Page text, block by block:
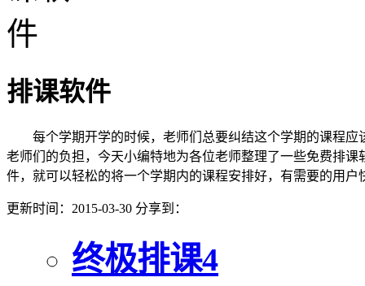
排课软件
每个学期开学的时候，老师们总要纠结这个学期的课程应
老师们的负担，今天小编特地为各位老师整理了一些免费排课
件，就可以轻松的将一个学期内的课程安排好，有需要的用户
更新时间：2015-03-30 分享到：
终极排课4